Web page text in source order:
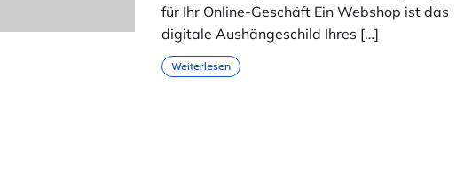
für Ihr Online-Geschäft Ein Webshop ist das
digitale Aushängeschild Ihres […]
Weiterlesen